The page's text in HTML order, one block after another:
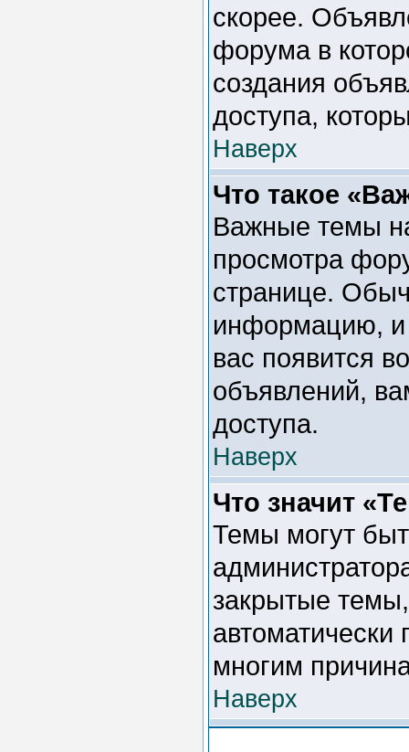
скорее.
форума в
создания
доступа,
Наверх
Что такое
Важные темы
просмотра
странице.
информацию, и
вас появится
объявлений,
доступа.
Наверх
Что значит
Темы могут
закрытые
многим
Наверх